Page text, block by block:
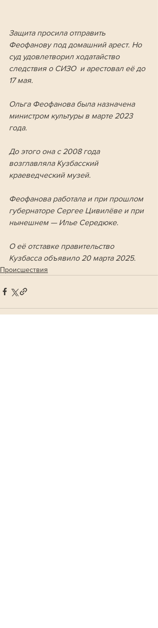
Защита просила отправить
Феофанову под домашний арест. Но
суд удовлетворил ходатайство
следствия о СИЗО  и арестовал её до
17 мая.
Ольга Феофанова была назначена
министром культуры в марте 2023
года.
До этого она с 2008 года
возглавляла Кузбасский
краеведческий музей.
Феофанова работала и при прошлом
губернаторе Сергее Цивилёве и при
нынешнем — Илье Середюке.
О её отставке правительство
Кузбасса объявило 20 марта 2025.
Происшествия